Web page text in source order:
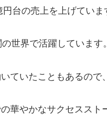
台の売上を上げていま
世界で活躍しています。
ていたこともあるので
華やかなサクセスス